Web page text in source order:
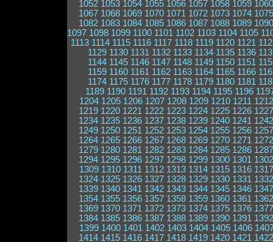
1052 1053 1054 1055 1056 1057 1058 1059 1060
1067 1068 1069 1070 1071 1072 1073 1074 1075
1082 1083 1084 1085 1086 1087 1088 1089 1090
1097 1098 1099 1100 1101 1102 1103 1104 1105
1113 1114 1115 1116 1117 1118 1119 1120 1121
1129 1130 1131 1132 1133 1134 1135 1136
1144 1145 1146 1147 1148 1149 1150 1151
1159 1160 1161 1162 1163 1164 1165 1166
1174 1175 1176 1177 1178 1179 1180 1181
1189 1190 1191 1192 1193 1194 1195 1196
1204 1205 1206 1207 1208 1209 1210 1211 1212
1219 1220 1221 1222 1223 1224 1225 1226 1227
1234 1235 1236 1237 1238 1239 1240 1241 1242
1249 1250 1251 1252 1253 1254 1255 1256 1257
1264 1265 1266 1267 1268 1269 1270 1271 1272
1279 1280 1281 1282 1283 1284 1285 1286 1287
1294 1295 1296 1297 1298 1299 1300 1301 1302
1309 1310 1311 1312 1313 1314 1315 1316 1317
1324 1325 1326 1327 1328 1329 1330 1331 1332
1339 1340 1341 1342 1343 1344 1345 1346 1347
1354 1355 1356 1357 1358 1359 1360 1361 1362
1369 1370 1371 1372 1373 1374 1375 1376 1377
1384 1385 1386 1387 1388 1389 1390 1391 1392
1399 1400 1401 1402 1403 1404 1405 1406
1414 1415 1416 1417 1418 1419 1420 1421 1422